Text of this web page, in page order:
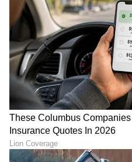
DOWNLOAD APP
RECOMMENDED STORIES